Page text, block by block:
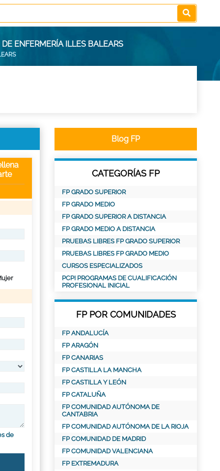
ENFERMERÍA ILLES BALEARS
de
Blog FP
CATEGORÍAS FP
FP GRADO SUPERIOR
FP GRADO MEDIO
FP GRADO SUPERIOR A DISTANCIA
FP GRADO MEDIO A DISTANCIA
PRUEBAS LIBRES FP GRADO SUPERIOR
PRUEBAS LIBRES FP GRADO MEDIO
CURSOS ESPECIALIZADOS
PCPI PROGRAMAS DE CUALIFICACIÓN
PROFESIONAL INICIAL
FP POR COMUNIDADES
FP ANDALUCÍA
FP ARAGÓN
FP CANARIAS
FP CASTILLA LA MANCHA
FP CASTILLA Y LEÓN
FP CATALUÑA
FP COMUNIDAD AUTÓNOMA DE
CANTABRIA
FP COMUNIDAD AUTÓNOMA DE LA RIOJA
FP COMUNIDAD DE MADRID
FP COMUNIDAD VALENCIANA
FP EXTREMADURA